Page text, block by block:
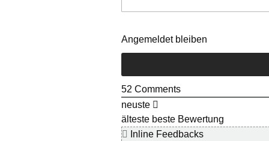
Angemeldet bleiben
52 Comments
neuste
älteste beste Bewertung
Inline Feedbacks